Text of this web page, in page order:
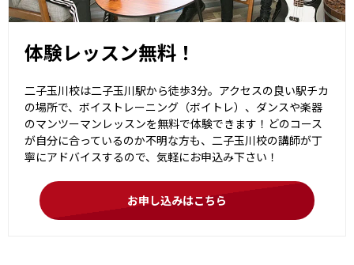
体験レッスン無料！
二子玉川校は二子玉川駅から徒歩3分。アクセスの良い駅チカ
の場所で、ボイストレーニング（ボイトレ）、ダンスや楽器
のマンツーマンレッスンを無料で体験できます！どのコース
が自分に合っているのか不明な方も、二子玉川校の講師が丁
寧にアドバイスするので、気軽にお申込み下さい！
お申し込みはこちら